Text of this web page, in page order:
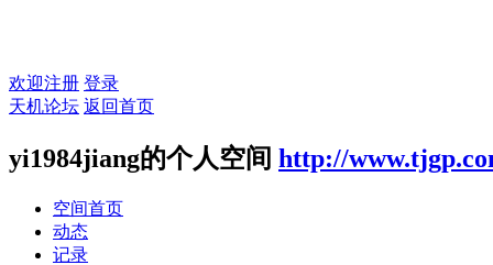
欢迎注册 登录
天机论坛 返回首页
yi1984jiang的个人空间 http://
空间首页
动态
记录